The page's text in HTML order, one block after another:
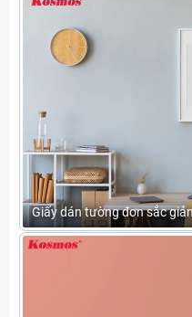
Giấy dán tường đơn sắc